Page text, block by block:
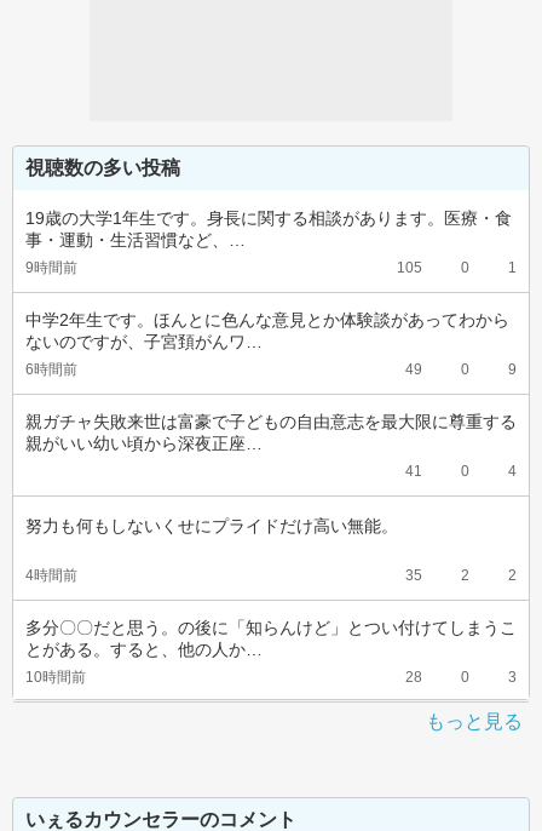
視聴数の多い投稿
19歳の大学1年生です。身長に関する相談があります。医療・食
事・運動・生活習慣など、…
9時間前 105 0 1
中学2年生です。ほんとに色んな意見とか体験談があってわから
ないのですが、子宮頚がんワ…
6時間前 49 0 9
親ガチャ失敗来世は富豪で子どもの自由意志を最大限に尊重する
親がいい幼い頃から深夜正座…
41 0 4
努力も何もしないくせにプライドだけ高い無能。
4時間前 35 2 2
多分〇〇だと思う。の後に「知らんけど」とつい付けてしまうこ
とがある。すると、他の人か…
10時間前 28 0 3
もっと見る
いぇるカウンセラーのコメント